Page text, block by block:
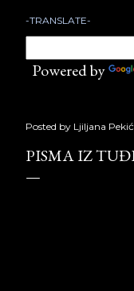
-TRANSLATE-
Powered by
Posted by Ljiljana Pekić
PISMA IZ